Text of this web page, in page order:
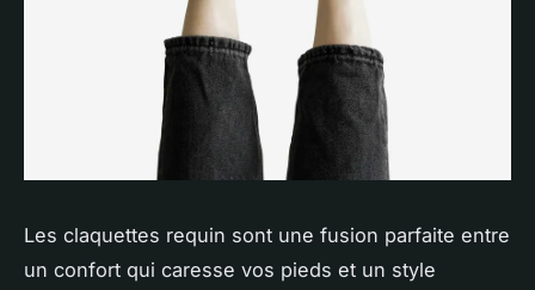
Les claquettes requin sont une fusion parfaite entre
un confort qui caresse vos pieds et un style